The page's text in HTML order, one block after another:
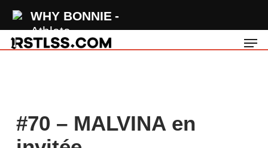
WHY BONNIE
Athlete
main
#70 – MALVINA en